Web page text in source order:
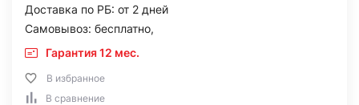
Доставка по РБ: от 2 дней
Самовывоз: бесплатно,
Гарантия 12 мес.
В избранное
В сравнение